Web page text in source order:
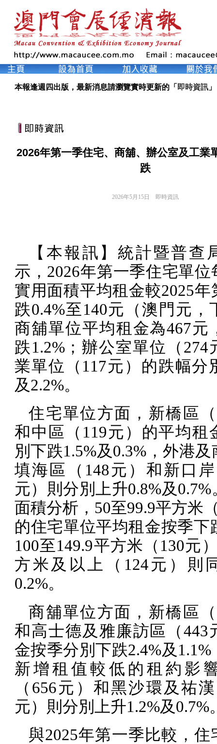
本報逢週四出版，最新消息請瀏覽實時更新的「 即時資訊 」
2026年第一季住宅、商舖、辦公室及工業
跌
2026年5月15日 即時資訊
【本報訊】統計暨普查
示， 2026年第一季住宅單位
實用面積平均租金較2025年
跌0.4%至140元（澳門元，
商舖單位平均租金為467元
跌1.2% ；辦公室單位（ 274
業單位（ 117元）的跌幅分
及2.2%。
住宅單位方面，新橋區（
和中區（ 119元）的平均租
別下跌1.5%及0.3% ，外港
填海區（ 148元）和新口
元）則分別上升0.8%及0.7%
面積分析， 50至99.9平方米
的住宅單位平均租金按季下
100至149.9平方米（ 130元
方米及以上（ 124元）則
0.2%。
商舖單位方面，新橋區（
和高士德及雅廉訪區（443
金按季分別下跌2.4%及 1.1%
新增租值較低的租約影
（ 656元）和黑沙環及祐
元）則分別上升1.2%及0.7%
與2025年第一季比較，住